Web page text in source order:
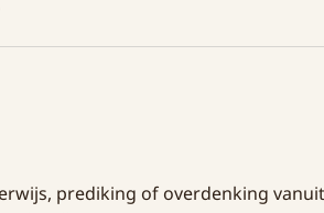
prediking of overdenking